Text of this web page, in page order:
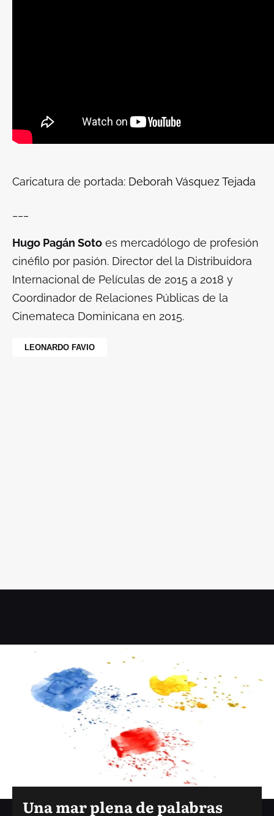
Caricatura de portada: Deborah Vásquez Tejada
Hugo Pagán Soto es mercadólogo de profesión
cinéfilo por pasión. Director del la Distribuidora
Internacional de Películas de 2015 a 2018 y
Coordinador de Relaciones Públicas de la
Cinemateca Dominicana en 2015.
LEONARDO FAVIO